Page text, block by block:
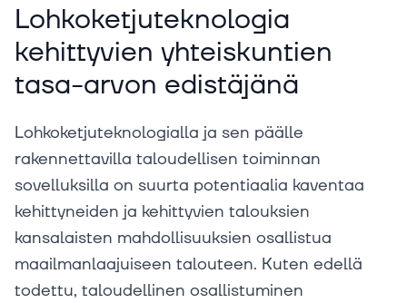
Lohkoketjuteknologia
kehittyvien yhteiskuntien
tasa-arvon edistäjänä
Lohkoketjuteknologialla ja sen päälle
rakennettavilla taloudellisen toiminnan
sovelluksilla on suurta potentiaalia kaventaa
kehittyneiden ja kehittyvien talouksien
kansalaisten mahdollisuuksien osallistua
maailmanlaajuiseen talouteen. Kuten edellä
todettu, taloudellinen osallistuminen